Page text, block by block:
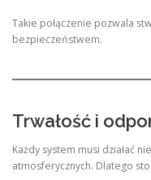
Takie połączenie pozwala
bezpieczeństwem.
Trwałość i
Każdy system musi działać
atmosferycznych. Dlatego